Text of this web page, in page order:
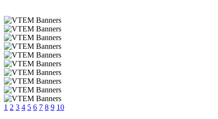
1 2 3 4 5 6 7 8 9 10